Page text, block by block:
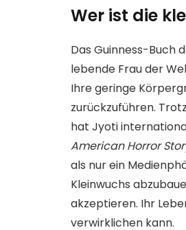
Wer ist die
Das Guinness-Buch
lebende Frau der
Ihre geringe
zurückzuführen.
hat Jyoti
American Horror
als nur ein
Kleinwuchs
akzeptieren. Ihr
verwirklichen kann.